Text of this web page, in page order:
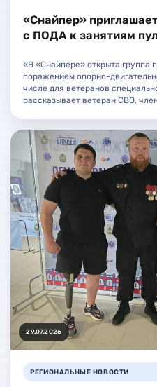
«Снайпер»
с ПОДА к занятиям
«В «Снайпере» открыта группа
поражением опорно-
числе для ветеранов
рассказывает ветеран СВО,
29.07.2026
РЕГИОНАЛЬНЫЕ НОВОСТИ